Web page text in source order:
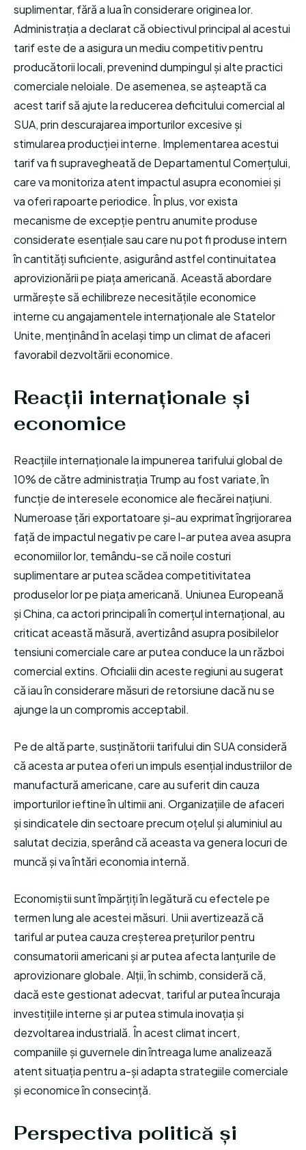
suplimentar, fără a lua în considerare originea lor.
Administrația a declarat că obiectivul principal al acestui
tarif este de a asigura un mediu competitiv pentru
producătorii locali, prevenind dumpingul și alte practici
comerciale neloiale. De asemenea, se așteaptă ca
acest tarif să ajute la reducerea deficitului comercial al
SUA, prin descurajarea importurilor excesive și
stimularea producției interne. Implementarea acestui
tarif va fi supravegheată de Departamentul Comerțului,
care va monitoriza atent impactul asupra economiei și
va oferi rapoarte periodice. În plus, vor exista
mecanisme de excepție pentru anumite produse
considerate esențiale sau care nu pot fi produse intern
în cantități suficiente, asigurând astfel continuitatea
aprovizionării pe piața americană. Această abordare
urmărește să echilibreze necesitățile economice
interne cu angajamentele internaționale ale Statelor
Unite, menținând în același timp un climat de afaceri
favorabil dezvoltării economice.
Reacții internaționale și
economice
Reacțiile internaționale la impunerea tarifului global de
10% de către administrația Trump au fost variate, în
funcție de interesele economice ale fiecărei națiuni.
Numeroase țări exportatoare și-au exprimat îngrijorarea
față de impactul negativ pe care l-ar putea avea asupra
economiilor lor, temându-se că noile costuri
suplimentare ar putea scădea competitivitatea
produselor lor pe piața americană. Uniunea Europeană
și China, ca actori principali în comerțul internațional, au
criticat această măsură, avertizând asupra posibilelor
tensiuni comerciale care ar putea conduce la un război
comercial extins. Oficialii din aceste regiuni au sugerat
că iau în considerare măsuri de retorsiune dacă nu se
ajunge la un compromis acceptabil.
Pe de altă parte, susținătorii tarifului din SUA consideră
că acesta ar putea oferi un impuls esențial industriilor de
manufactură americane, care au suferit din cauza
importurilor ieftine în ultimii ani. Organizațiile de afaceri
și sindicatele din sectoare precum oțelul și aluminiul au
salutat decizia, sperând că aceasta va genera locuri de
muncă și va întări economia internă.
Economiștii sunt împărțiți în legătură cu efectele pe
termen lung ale acestei măsuri. Unii avertizează că
tariful ar putea cauza creșterea prețurilor pentru
consumatorii americani și ar putea afecta lanțurile de
aprovizionare globale. Alții, în schimb, consideră că,
dacă este gestionat adecvat, tariful ar putea încuraja
investițiile interne și ar putea stimula inovația și
dezvoltarea industrială. În acest climat incert,
companiile și guvernele din întreaga lume analizează
atent situația pentru a-și adapta strategiile comerciale
și economice în consecință.
Perspectiva politică și